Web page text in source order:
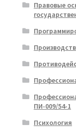
Правовые
ПИ-009/54-1
Психология